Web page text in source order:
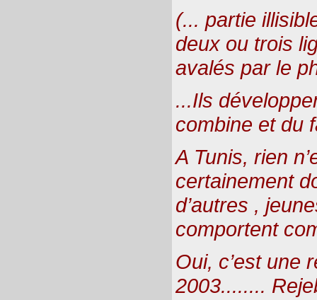
(... partie
deux ou trois
avalés par le
...Ils
combine et du
A Tunis, rien
certainement
d’autres ,
comportent
Oui, c’est une
2003........